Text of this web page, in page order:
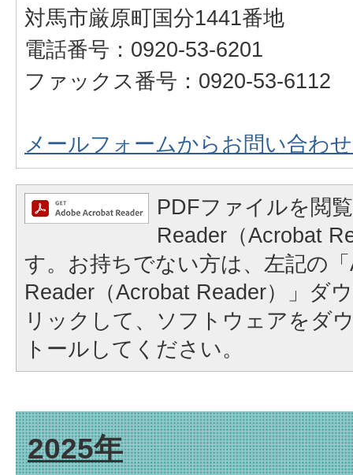
対馬市厳原町国分1441番地
電話番号：0920-53-6201
ファックス番号：0920-53-6112
メールフォームからお問い合わ
PDFファイルを閲
Reader（Acrobat
す。お持ちでない方は、左記の
Reader（Acrobat Reader）」ダ
リックして、ソフトウェアをダ
トールしてください。
2025年